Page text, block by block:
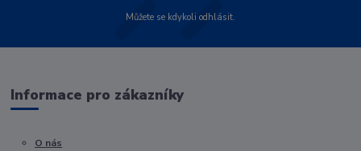
Můžete se kdykoli odhlásit.
Informace pro zákazníky
O nás